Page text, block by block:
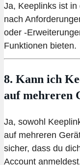
Ja, Keeplinks ist
nach
oder -
Funktionen bieten.
8. Kann ich
auf mehreren
Ja, sowohl
auf mehreren
sicher, dass du
Account